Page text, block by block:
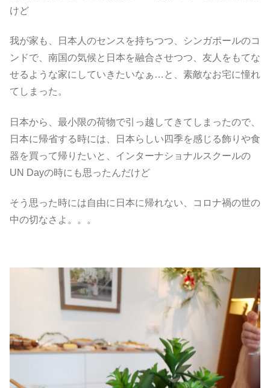
けど
我が家も、日本人のセンスを持ちつつ、シンガポールのコ
ンドで、南国の気候と日本を融合させつつ、友人をもてな
せるような家にしていきたいなぁ…と、素敵なお宅に憧れ
てしまった。
日本から、最小限の荷物で引っ越してきてしまったので、
日本に帰省する時には、日本らしい四季を感じる飾りや食
器を買って帰りたいと、インターナショナルスクールの
UN Dayの時にも思ったんだけど
そう思った時には自由に日本に帰れない、コロナ禍の世の
中の切なさよ。。。